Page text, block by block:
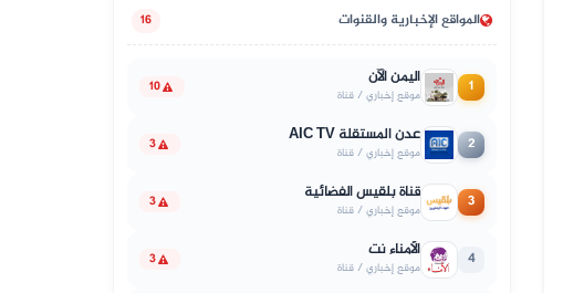
المواقع الإخبارية والقنوات 16
1 اليمن الآن
موقع إخباري / قناة 10
2 عدن المستقلة AIC TV
موقع إخباري / قناة 3
3 قناة بلقيس الفضائية
موقع إخباري / قناة 3
4 الأمناء نت
موقع إخباري / قناة 3